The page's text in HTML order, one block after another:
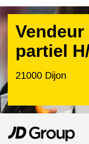
partiel
21000 Dijon